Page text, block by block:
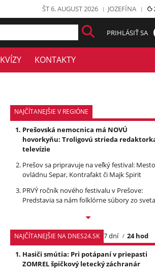
ŠT 6. AUGUST 2026 JOZEFÍNA
PRIHLÁSIŤ SA
KVÍZY KONTAKTY
NAJČÍTANEJŠIE V REGIÓNE
Prešovská nemocnica má NOVÚ
hovorkyňu: Troligovú strieda
televízie
Prešov sa pripravuje na veľký festival: Mesto
ovládnu Separ, Kontrafakt či Majk Spirit
PRVÝ ročník nového festivalu v Prešove:
Predstavia sa nám folklórne súbory zo sveta
NAJČÍTANEJŠIE NA DNES24.SK 7 dní
24 hod
Hasiči smútia: Pri potápaní v priepasti
ZOMREL špičkový letecký záchranár